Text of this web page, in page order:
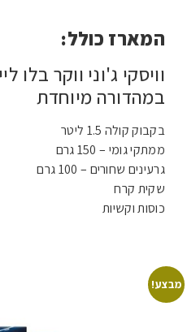
המארז כולל:
במהדורה מיוחדת
בקבוק קולה 1.5 ליטר
ממתקי גומי – 150 גרם
גרעינים שחורים – 100 גרם
שקית קרח
כוסות וקשיות
מבצע!